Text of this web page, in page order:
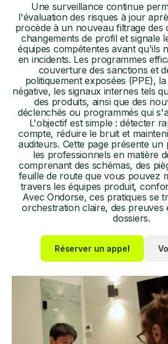
Une surveillance continue
l'évaluation des risques à jour
procède à un nouveau filtrage des
changements de profil et signale
équipes compétentes avant qu'ils
en incidents. Les programmes
couverture des sanctions et
politiquement exposées (PPE),
négative, les signaux internes tels
des produits, ainsi que des
déclenchés ou programmés qui
L'objectif est simple : détecter
compte, réduire le bruit et
auditeurs. Cette page présente
les professionnels en matière
comprenant des schémas, des
feuille de route que vous pouvez
travers les équipes produit,
Avec Ondorse, ces pratiques se
orchestration claire, des preuves
dossiers.
Réserver un appel